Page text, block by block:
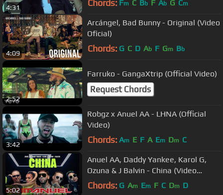
4:31 Chords: Fm C Bb F Ab G Cm
4:09
Arcángel, Bad Bunny - Original (Video
Oficial)
Chords: G C D Ab F Gm Bb
2:52
Farruko - GangaXtrip (Official Video)
Request Chords
3:42
Robgz x Anuel AA - LHNA (Official
Video)
Chords: Am E F A Em Dm C
5:02
Anuel AA, Daddy Yankee, Karol G,
Ozuna & J Balvin - China (Video
Oficial)
Chords: G Am Em F C Dm D